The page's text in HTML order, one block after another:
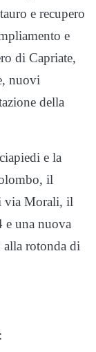
e recupero
e
di Capriate,
nuovi
della
e la
il
via Morali, il
e una nuova
alla rotonda di